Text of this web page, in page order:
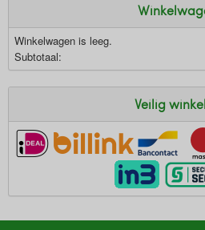
Winkelwagen is leeg.
Subtotaal:
Veilig